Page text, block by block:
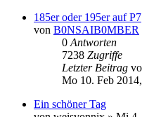
185er oder 195er auf P7
von B0NSAIB0MBER
0 Antworten
7238 Zugriffe
Letzter Beitrag
Mo 10. Feb
Ein schöner Tag